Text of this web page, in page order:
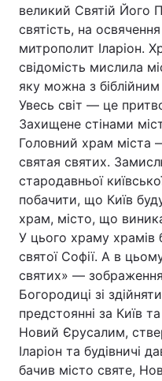
великий Святій Його
святість, на
митрополит Іларіон.
свідомість мислила
яку можна з
Увесь світ — це
Захищене стінами
Головний храм міста
святая святих.
стародавньої
побачити, що Київ
храм, місто, що
У цього храму храмів
святої Софії. А в
святих» —
Богородиці зі
предстоянні за Київ
Новий Єрусалим,
Іларіон та будівничі
бачив місто святе,